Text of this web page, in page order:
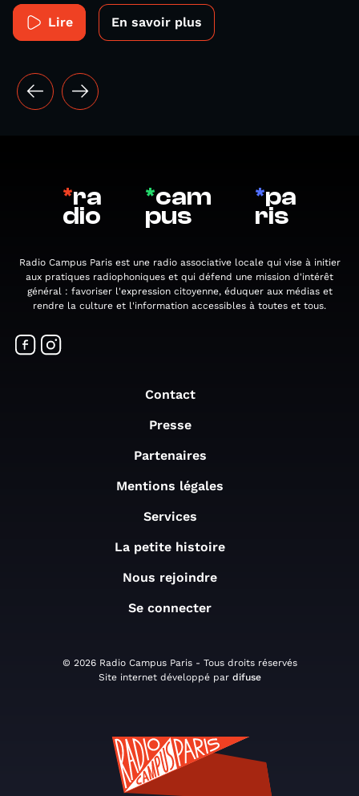
Lire En savoir plus
*ra
dio
*cam
pus
*pa
ris
Radio Campus Paris est une radio associative locale qui vise à initier
aux pratiques radiophoniques et qui défend une mission d'intérêt
général : favoriser l'expression citoyenne, éduquer aux médias et
rendre la culture et l'information accessibles à toutes et tous.
Contact
Presse
Partenaires
Mentions légales
Services
La petite histoire
Nous rejoindre
Se connecter
© 2026 Radio Campus Paris - Tous droits réservés
Site internet développé par difuse